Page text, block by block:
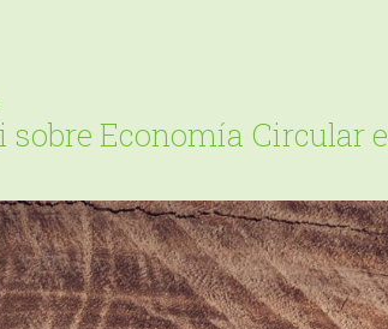
sobre Economía Circular